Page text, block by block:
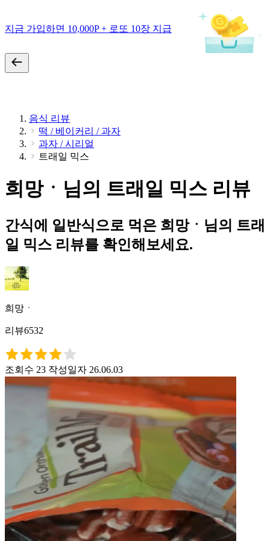
지금 가입하면 10,000P + 로또 10장 지급
음식 리뷰
떡 / 베이커리 / 과자
과자 / 시리얼
트래일 믹스
희망ㆍ님의 트래일 믹스 리뷰
간식에 일반식으로 먹은 희망ㆍ님의 트래
일 믹스 리뷰를 확인해보세요.
희망ㆍ
리뷰6532
조회수 23 작성일자 26.06.03